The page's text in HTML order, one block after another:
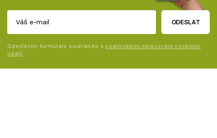
ODESLAT
Odesláním formuláře souhlasíte s podmínkami zpracování osobních
údajů